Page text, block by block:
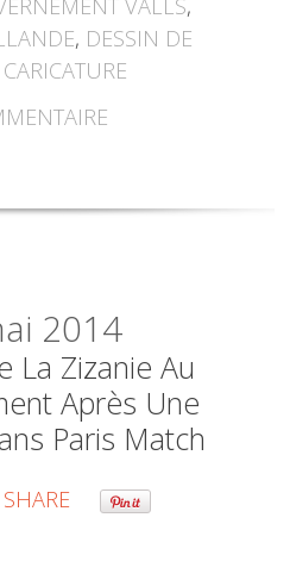
VALLS,
, DESSIN DE
CARICATURE
2014
La Zizanie Au
Après Une
Paris Match
SHARE